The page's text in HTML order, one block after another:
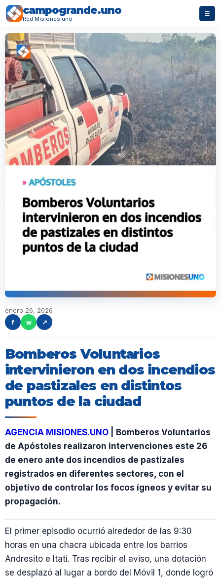
campogrande.uno
Red Misiones.uno
☰
enero 26, 2026
f
w ↗
Bomberos Voluntarios
intervinieron en dos incendios
de pastizales en distintos
puntos de la ciudad
AGENCIA MISIONES.UNO | Bomberos Voluntarios
de Apóstoles realizaron intervenciones este 26
de enero ante dos incendios de pastizales
registrados en diferentes sectores, con el
objetivo de controlar los focos ígneos y evitar su
propagación.
El primer episodio ocurrió alrededor de las 9:30
horas en una chacra ubicada entre los barrios
Andresito e Itatí. Tras recibir el aviso, una dotación
se desplazó al lugar a bordo del Móvil 1, donde logró